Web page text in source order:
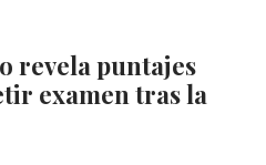
revela puntajes
examen tras la